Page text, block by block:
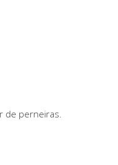
de perneiras.